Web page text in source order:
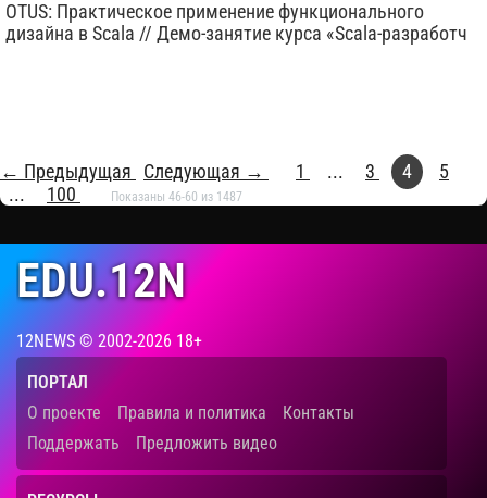
OTUS: Практическое применение функционального
дизайна в Scala // Демо-занятие курса «Scala-разработч
← Предыдущая Следующая → 1 ... 3 4
5
...
100 Показаны 46-60 из 1487
EDU.12N
12NEWS © 2002-2026 18+
ПОРТАЛ
О проекте
Правила и политика
Контакты
Поддержать
Предложить видео